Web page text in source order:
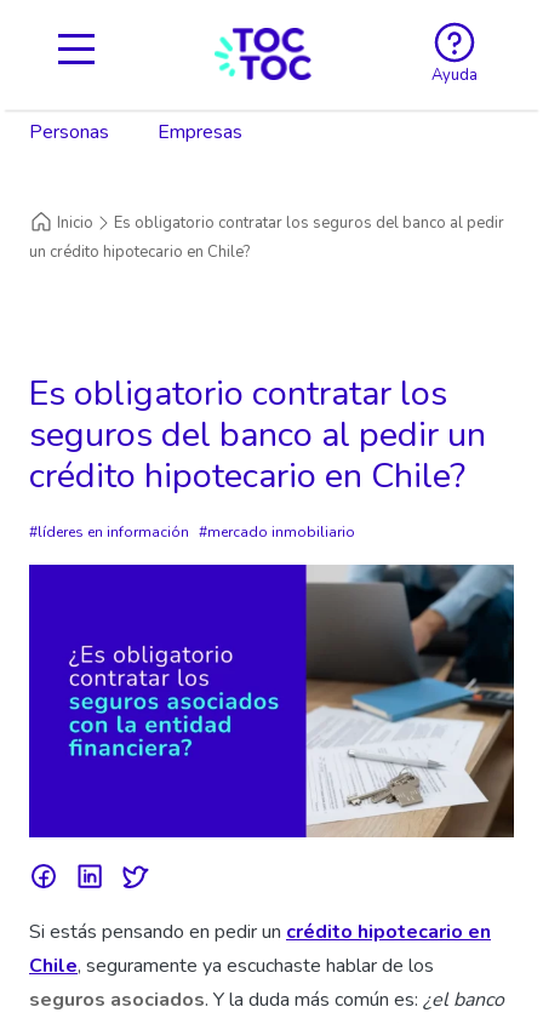
Ayuda
Personas Empresas
Inicio
Es obligatorio contratar los seguros del banco al pedir
un crédito hipotecario en Chile?
Es obligatorio contratar los
seguros del banco al pedir un
crédito hipotecario en Chile?
líderes en información mercado inmobiliario
Si estás pensando en pedir un crédito hipotecario en
Chile, seguramente ya escuchaste hablar de los
seguros asociados. Y la duda más común es: ¿el banco